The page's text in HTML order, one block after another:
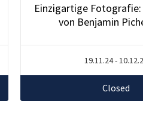
Einzigartige Fotografie:
von Benjamin
19.11.24 -
Closed